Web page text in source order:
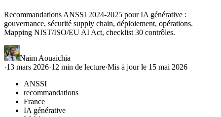
Recommandations ANSSI 2024-2025 pour IA générative :
gouvernance, sécurité supply chain, déploiement, opérations.
Mapping NIST/ISO/EU AI Act, checklist 30 contrôles.
Naim Aouaichia
·13 mars 2026·12 min de lecture·Mis à jour le 15 mai 2026
ANSSI
recommandations
France
IA générative